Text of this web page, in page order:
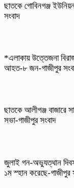
ছাতকে গোবিনগঞ্জ
সংবাদ
*এলাকায় উত্তেজনা
আহত-৮ জন-গাজীপুর
ছাতকে আলীগঞ্জ বাজারে
সভা-গাজীপুর সংবাদ
জুলাই গন-অভ্যুত্থান দিবস
১ম স্হান করেছে-গাজীপুর